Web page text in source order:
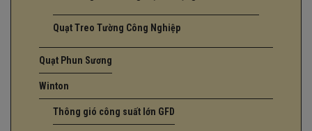
Quạt Treo Tường Công Nghiệp
Quạt Phun Sương
Winton
Thông gió công suất lớn GFD